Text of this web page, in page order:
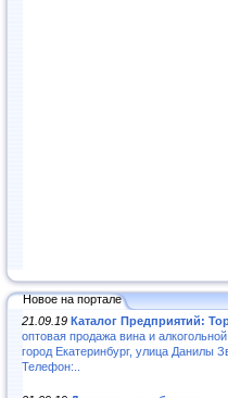
Новое на портале
21.09.19 Каталог Предприятий:
оптовая продажа вина и
город Екатеринбург, улица Данилы
Телефон:..